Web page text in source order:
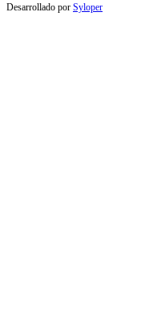
Desarrollado por Syloper